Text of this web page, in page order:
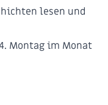
lesen und
Montag im Monat